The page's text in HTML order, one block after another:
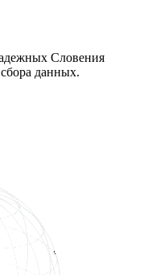
Словения
данных.